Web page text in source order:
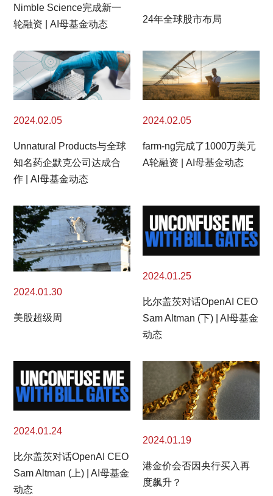
Nimble Science完成新一
轮融资 | AI母基金动态
24年全球股市布局
2024.02.05
Unnatural Products与全球
知名药企默克公司达成合
作 | AI母基金动态
2024.02.05
farm-ng完成了1000万美元
A轮融资 | AI母基金动态
2024.01.30
美股超级周
2024.01.25
比尔盖茨对话OpenAI CEO
Sam Altman (下) | AI母基金
动态
2024.01.24
比尔盖茨对话OpenAI CEO
Sam Altman (上) | AI母基金
动态
2024.01.19
港金价会否因央行买入再
度飙升？